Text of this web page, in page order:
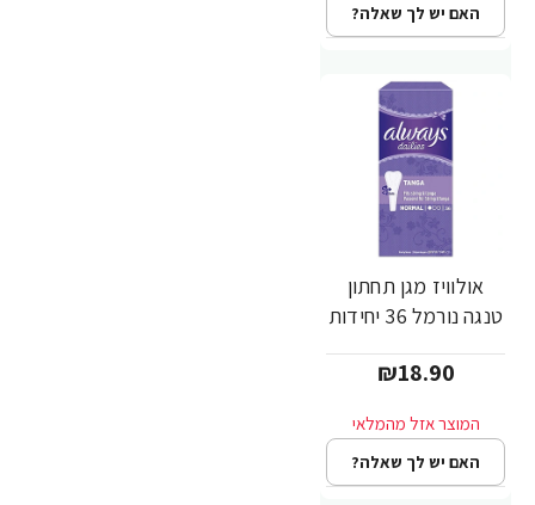
האם יש לך שאלה?
אולוויז מגן תחתון
טנגה נורמל 36 יחידות
₪18.90
האם יש לך שאלה?